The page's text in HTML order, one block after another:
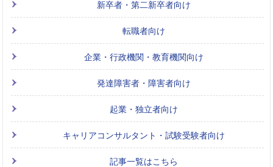
新卒者・第二新卒者向け
転職者向け
企業・行政機関・教育機関向け
発達障害者・障害者向け
起業・独立者向け
キャリアコンサルタント・試験受験者向け
記事一覧はこちら